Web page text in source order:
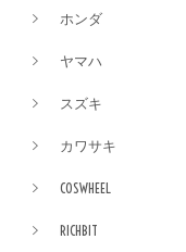
ホンダ
ヤマハ
スズキ
カワサキ
COSWHEEL
RICHBIT